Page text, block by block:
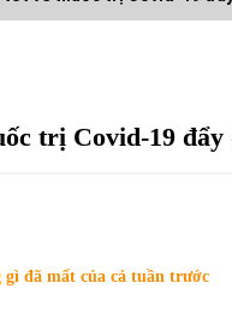
trị Covid-19
gì đã mất của cả tuần trước